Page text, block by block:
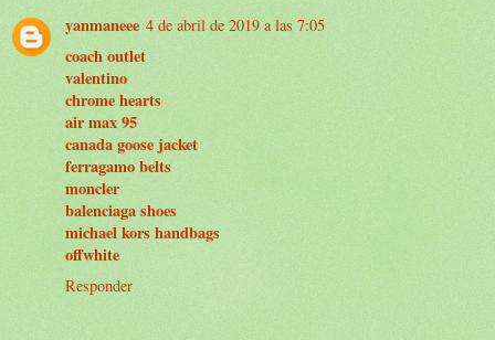
yanmaneee 4 de abril de 2019 a las 7:05
coach outlet
valentino
chrome hearts
air max 95
canada goose jacket
ferragamo belts
moncler
balenciaga shoes
michael kors handbags
offwhite
Responder